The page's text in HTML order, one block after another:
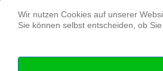
Wir nutzen Cookies auf unserer
Sie können selbst entscheiden, ob